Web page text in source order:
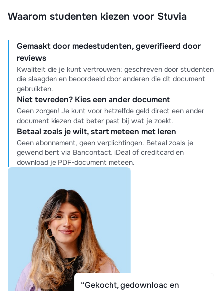
Waarom studenten kiezen voor Stuvia
Gemaakt door medestudenten, geverifieerd door
reviews
Kwaliteit die je kunt vertrouwen: geschreven door studenten
die slaagden en beoordeeld door anderen die dit document
gebruikten.
Niet tevreden? Kies een ander document
Geen zorgen! Je kunt voor hetzelfde geld direct een ander
document kiezen dat beter past bij wat je zoekt.
Betaal zoals je wilt, start meteen met leren
Geen abonnement, geen verplichtingen. Betaal zoals je
gewend bent via Bancontact, iDeal of creditcard en
download je PDF-document meteen.
“Gekocht, gedownload en